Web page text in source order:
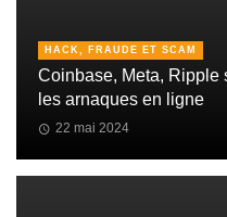
HACK, FRAUDE ET SCAM
Coinbase, Meta, Ripple
les arnaques en ligne
22 mai 2024